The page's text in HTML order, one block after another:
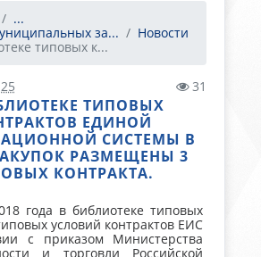
...
за...
Новости
типовых к...
31
ТИПОВЫХ
ЕДИНОЙ
СИСТЕМЫ В
РАЗМЕЩЕНЫ 3
КОНТРАКТА.
года в библиотеке типовых
условий контрактов ЕИС
с приказом Министерства
и торговли Российской